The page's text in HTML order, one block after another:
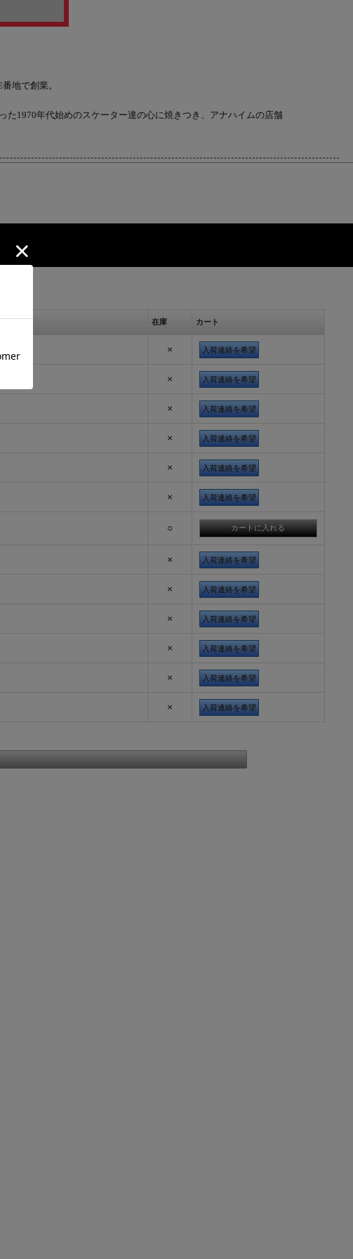
地で創業。
た1970年代始めのスケーター達の心に焼きつき、アナハイムの店舗
在庫 カート
× 入荷連絡を希望
× 入荷連絡を希望
× 入荷連絡を希望
× 入荷連絡を希望
× 入荷連絡を希望
× 入荷連絡を希望
○
× 入荷連絡を希望
× 入荷連絡を希望
× 入荷連絡を希望
× 入荷連絡を希望
× 入荷連絡を希望
× 入荷連絡を希望